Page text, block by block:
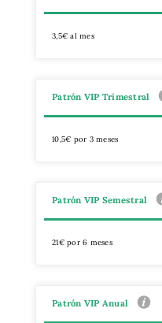
3,5€ al mes
Patrón VIP Trimestral
10,5€ por 3 meses
Patrón VIP Semestral
21€ por 6 meses
Patrón VIP Anual